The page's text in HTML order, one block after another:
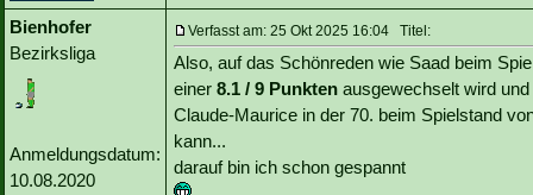
Bienhofer
Bezirksliga
Anmeldungsdatum:
10.08.2020
Verfasst am: 25 Okt 2025 16:04 Titel:
Also, auf das Schönreden wie Saad beim
einer 8.1 / 9 Punkten ausgewechselt wird und
Claude-Maurice in der 70. beim Spielstand
kann...
darauf bin ich schon gespannt